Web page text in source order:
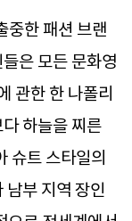
중한 패션 브랜
은 모든 문화영
관한 한 나폴리
하늘을 찌른
슈트 스타일의
남부 지역 장인